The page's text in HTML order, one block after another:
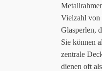
Vielzahl von
Glasperlen,
Sie können
zentrale
dienen oft